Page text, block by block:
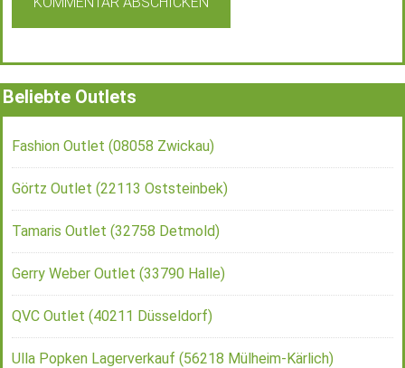
Beliebte Outlets
Fashion Outlet (08058 Zwickau)
Görtz Outlet (22113 Oststeinbek)
Tamaris Outlet (32758 Detmold)
Gerry Weber Outlet (33790 Halle)
QVC Outlet (40211 Düsseldorf)
Ulla Popken Lagerverkauf (56218 Mülheim-Kärlich)